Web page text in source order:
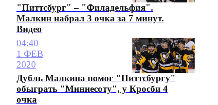
"Питтсбург" – "Филадельфия".
Малкин набрал 3 очка за 7 минут.
Видео
04:40
1 ФЕВ
2020
Дубль Малкина помог "Питтсбургу"
обыграть "Миннесоту", у Кросби 4
очка